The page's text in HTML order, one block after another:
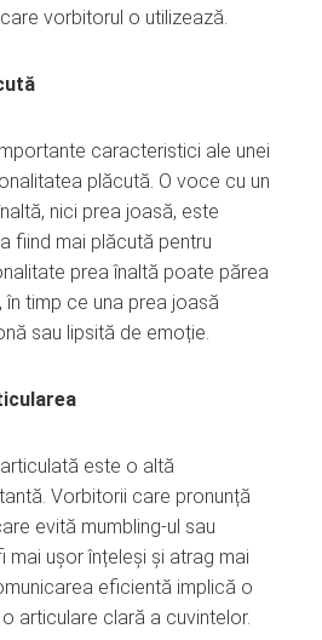
vorbitorul o utilizează.
caracteristici ale unei
plăcută. O voce cu un
nici prea joasă, este
fiind mai plăcută pentru
prea înaltă poate părea
în timp ce una prea joasă
sau lipsită de emoție.
este o altă
Vorbitorii care pronunță
evită mumbling-ul sau
ușor înțeleși și atrag mai
eficientă implică o
articulare clară a cuvintelor.